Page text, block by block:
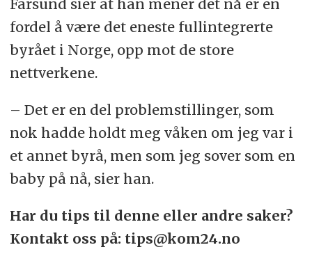
Farsund sier at han mener det nå er en
fordel å være det eneste fullintegrerte
byrået i Norge, opp mot de store
nettverkene.
– Det er en del problemstillinger, som
nok hadde holdt meg våken om jeg var i
et annet byrå, men som jeg sover som en
baby på nå, sier han.
Har du tips til denne eller andre saker?
Kontakt oss på: tips@kom24.no